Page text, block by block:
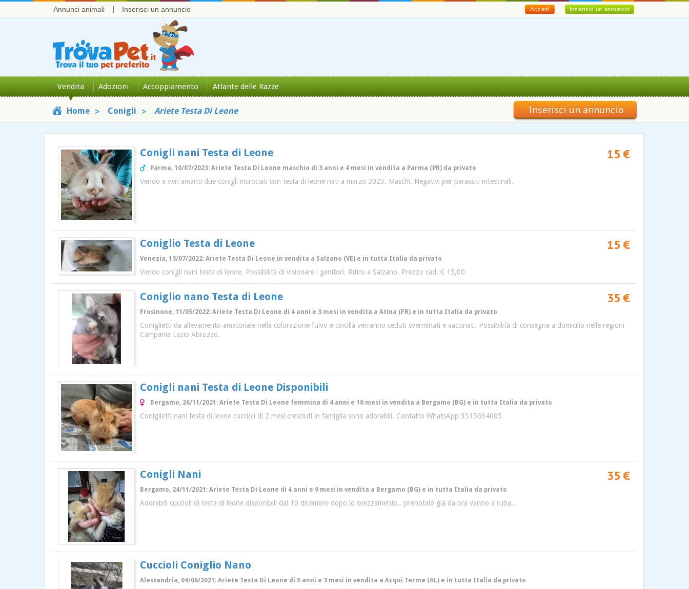
Annunci animali Inserisci un annuncio Inserisci un annuncio
Accedi
Vendita Adozioni Accoppiamento Atlante delle Razze
Home Conigli Ariete Testa Di Leone Inserisci un annuncio
Conigli nani Testa di Leone 15 €
Parma, 10/07/2023: Ariete Testa Di Leone maschio di 3 anni e 4 mesi in vendita a Parma (PR) da privato
Vendo a veri amanti due conigli incrociati con testa di leone nati a marzo 2023. Maschi. Negativi per parassiti intestinali.
Coniglio Testa di Leone 15 €
Venezia, 13/07/2022: Ariete Testa Di Leone in vendita a Salzano (VE) e in tutta Italia da privato
Vendo conigli nani testa di leone. Possibilità di visionare i genitori. Ritiro a Salzano. Prezzo cad. € 15,00
Coniglio nano Testa di Leone 35 €
Frosinone, 11/05/2022: Ariete Testa Di Leone di 4 anni e 3 mesi in vendita a Atina (FR) e in tutta Italia da privato
Coniglietti da allevamento amatoriale nella colorazione fulvo e cincillá verranno ceduti sverminati e vaccinati. Possibilità di consegna a domicilio nelle regioni
Campania Lazio Abruzzo.
Conigli nani Testa di Leone Disponibili
Bergamo, 26/11/2021: Ariete Testa Di Leone femmina di 4 anni e 10 mesi in vendita a Bergamo (BG) e in tutta Italia da privato
Coniglietti nani testa di leone cuccioli di 2 mesi cresciuti in famiglia sono adorabili. Contatto WhatsApp 3515634005
Conigli Nani 35 €
Bergamo, 24/11/2021: Ariete Testa Di Leone di 4 anni e 9 mesi in vendita a Bergamo (BG) e in tutta Italia da privato
Adorabili cuccioli di testa di leone disponibili dal 10 dicembre dopo lo svezzamento.. prenotalo già da ora vanno a ruba..
Cuccioli Coniglio Nano
Alessandria, 04/06/2021: Ariete Testa Di Leone di 5 anni e 3 mesi in vendita a Acqui Terme (AL) e in tutta Italia da privato